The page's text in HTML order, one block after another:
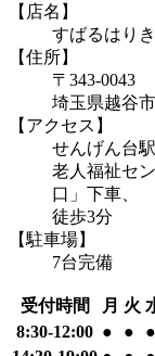
【店名】
すばるはり
【住所】
〒343-0043
埼玉県越谷
【アクセス】
せんげん台
老人福祉セ
口」下車、
徒歩3分
【駐車場】
7台完備
受付時間 月 火
8:30-12:00 ● ● ●